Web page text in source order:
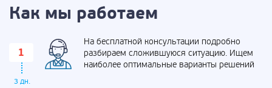
Как мы работаем
3 дн.
На бесплатной консультации подробно
разбираем сложившуюся ситуацию. Ищем
наиболее оптимальные варианты решений